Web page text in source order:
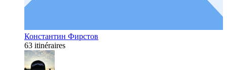
Константин Фирстов
63 itinéraires